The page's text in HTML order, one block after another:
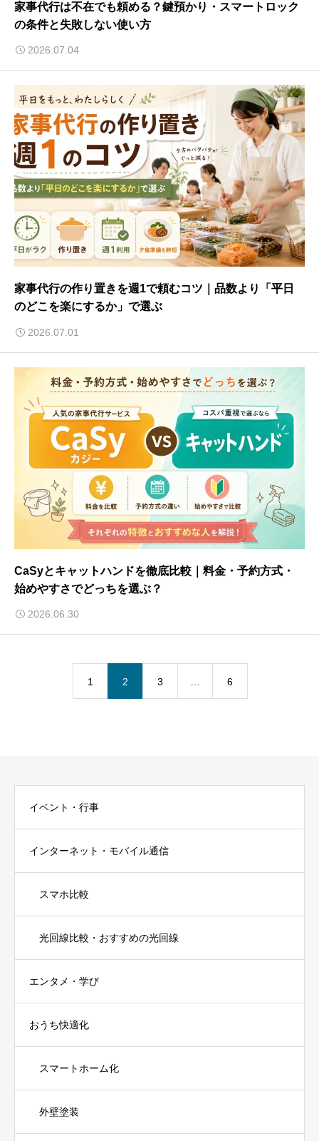
家事代行は不在でも頼める？鍵預かり・スマートロック
の条件と失敗しない使い方
2026.07.04
家事代行の作り置きを週1で頼むコツ｜品数より「平日
のどこを楽にするか」で選ぶ
2026.07.01
CaSyとキャットハンドを徹底比較｜料金・予約方式・
始めやすさでどっちを選ぶ？
2026.06.30
1 2 3 6
イベント・行事
インターネット・モバイル通信
スマホ比較
光回線比較・おすすめの光回線
エンタメ・学び
おうち快適化
スマートホーム化
外壁塗装